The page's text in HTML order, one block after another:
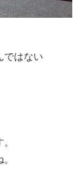
ではない